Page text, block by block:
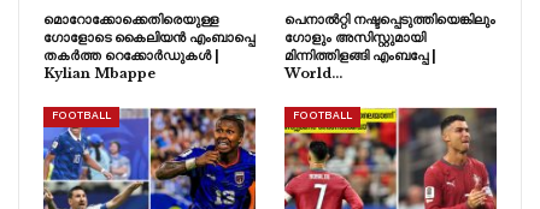
മൊറോക്കോക്കെതിരെയുള്ള
ഗോളോടെ കൈലിയൻ എംബാപ്പെ
തകർത്ത റെക്കോർഡുകൾ |
Kylian Mbappe
പെനാൽറ്റി നഷ്ടപ്പെടുത്തിയെങ്കിലും
ഗോളും അസിസ്റ്റുമായി
മിന്നിത്തിളങ്ങി എംബപ്പേ |
World…
FOOTBALL FOOTBALL